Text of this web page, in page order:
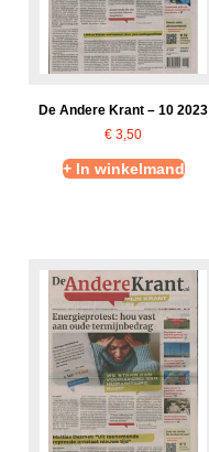
De Andere Krant – 10 2023
€ 3,50
+ In winkelmand